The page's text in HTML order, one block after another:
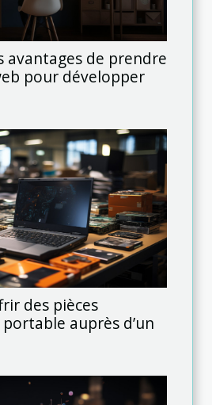
avantages de prendre
pour développer
des pièces
auprès d’un